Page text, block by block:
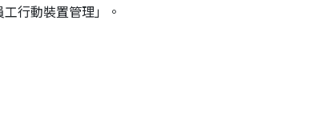
行動裝置管理」。